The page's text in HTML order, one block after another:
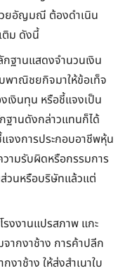
วยอัญมณี ต้องดำเนิน
ติม ดังนี้
ฐานแสดงจำนวนเงิน
พาณิชยกิจมาให้ข้อเท็จ
เงินทุน หรือชี้แจงเป็น
านดังกล่าวแทนก็ได้
จงการประกอบอาชีพหุ้น
ามรับผิดหรือกรรมการ
วนหรือบริษัทแล้วแต่
งงานแปรสภาพ แกะ
ากงาช้าง การค้าปลีก
าช้าง ให้ส่งสำเนาใบ